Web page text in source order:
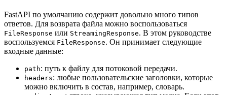
FastAPI по умолчанию содержит довольно много типов
ответов. Для возврата файла можно воспользоваться
FileResponse или StreamingResponse. В этом руководстве
воспользуемся FileResponse. Он принимает следующие
входные данные:
path: путь к файлу для потоковой передачи.
headers: любые пользовательские заголовки, которые
можно включить в состав, например, словарь.